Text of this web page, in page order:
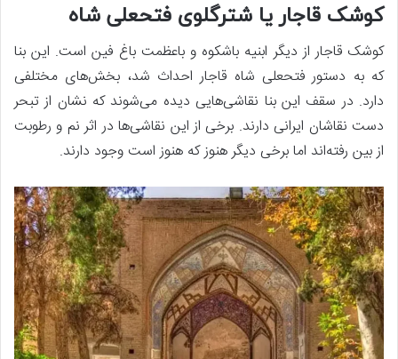
کوشک قاجار یا شترگلوی فتحعلی شاه
کوشک قاجار از دیگر ابنیه باشکوه و باعظمت باغ فین است. این بنا
که به دستور فتحعلی شاه قاجار احداث شد، بخش‌های مختلفی
دارد. در سقف این بنا نقاشی‌هایی دیده می‌شوند که نشان از تبحر
دست نقاشان ایرانی دارند. برخی از این نقاشی‌ها در اثر نم و رطوبت
از بین رفته‌اند اما برخی دیگر هنوز که هنوز است وجود دارند.